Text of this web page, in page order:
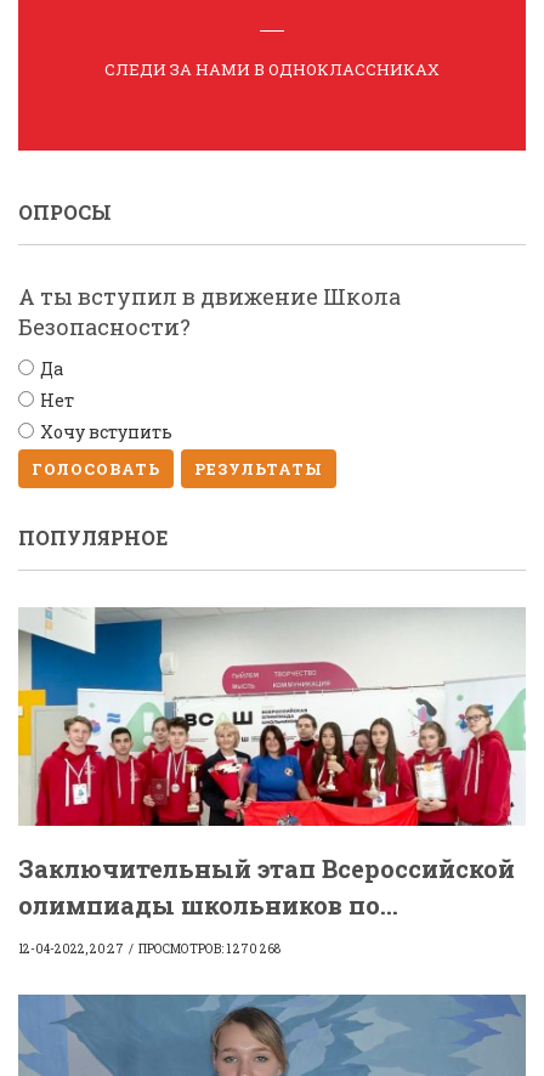
СЛЕДИ ЗА НАМИ В ОДНОКЛАССНИКАХ
ОПРОСЫ
А ты вступил в движение Школа
Безопасности?
Да
Нет
Хочу вступить
ГОЛОСОВАТЬ РЕЗУЛЬТАТЫ
ПОПУЛЯРНОЕ
Заключительный этап Всероссийской
олимпиады школьников по...
12-04-2022, 20:27 ПРОСМОТРОВ: 1 270 268